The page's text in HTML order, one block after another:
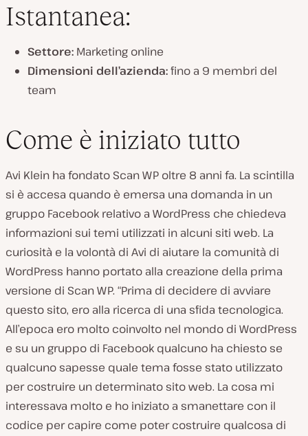
Istantanea:
Settore: Marketing online
Dimensioni dell’azienda:fino a 9 membri del
team
Come è iniziato tutto
Avi Klein ha fondato Scan WP oltre 8 anni fa. La scintilla
si è accesa quando è emersa una domanda in un
gruppo Facebook relativo a WordPress che chiedeva
informazioni sui temi utilizzati in alcuni siti web. La
curiosità e la volontà di Avi di aiutare la comunità di
WordPress hanno portato alla creazione della prima
versione di Scan WP. “Prima di decidere di avviare
questo sito, ero alla ricerca di una sfida tecnologica.
All’epoca ero molto coinvolto nel mondo di WordPress
e su un gruppo di Facebook qualcuno ha chiesto se
qualcuno sapesse quale tema fosse stato utilizzato
per costruire un determinato sito web. La cosa mi
interessava molto e ho iniziato a smanettare con il
codice per capire come poter costruire qualcosa di